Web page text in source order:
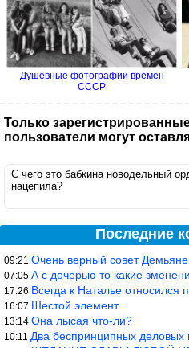
Душевные фотографии времён
СССР
Только
пользователи могут
С чего это бабкина новодельный
нацепила?
Последние
09:21 Очень верный совет Демьяненко:
07:05 А с дочерью то какие
17:26 Всегда к Наталье относился
16:07 Шестой элемент.
13:14 Она лысая что-ли?
10:11 Два беспринципных деловых